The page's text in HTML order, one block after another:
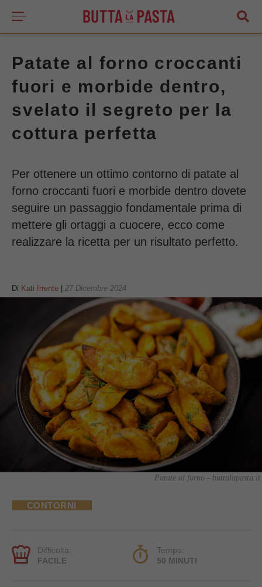
Patate al forno croccanti
fuori e morbide dentro,
svelato il segreto per la
cottura perfetta
Per ottenere un ottimo contorno di patate al
forno croccanti fuori e morbide dentro dovete
seguire un passaggio fondamentale prima di
mettere gli ortaggi a cuocere, ecco come
realizzare la ricetta per un risultato perfetto.
Di Kati Irrente 27 Dicembre 2024
Patate al forno - buttalapasta.it
CONTORNI
Difficoltà:
FACILE
Tempo:
50 MINUTI